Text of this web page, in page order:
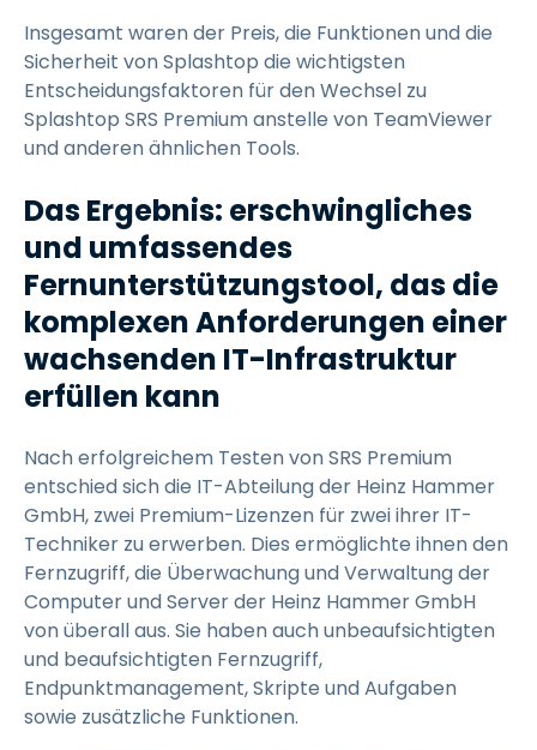
Insgesamt waren der Preis, die Funktionen und die
Sicherheit von Splashtop die wichtigsten
Entscheidungsfaktoren für den Wechsel zu
Splashtop SRS Premium anstelle von TeamViewer
und anderen ähnlichen Tools.
Das Ergebnis: erschwingliches
und umfassendes
Fernunterstützungstool, das die
komplexen Anforderungen einer
wachsenden IT-Infrastruktur
erfüllen kann
Nach erfolgreichem Testen von SRS Premium
entschied sich die IT-Abteilung der Heinz Hammer
GmbH, zwei Premium-Lizenzen für zwei ihrer IT-
Techniker zu erwerben. Dies ermöglichte ihnen den
Fernzugriff, die Überwachung und Verwaltung der
Computer und Server der Heinz Hammer GmbH
von überall aus. Sie haben auch unbeaufsichtigten
und beaufsichtigten Fernzugriff,
Endpunktmanagement, Skripte und Aufgaben
sowie zusätzliche Funktionen.